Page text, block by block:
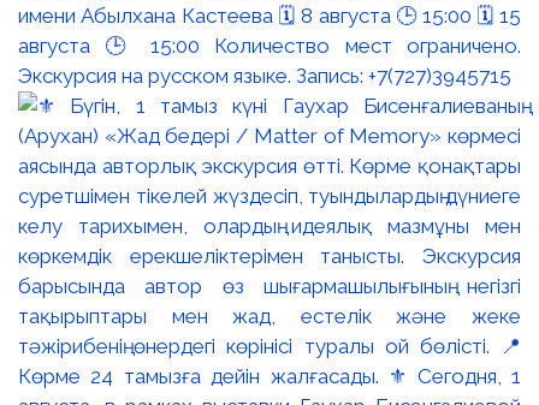
имени Абылхана Кастеева 🗓 8 августа 🕒 15:00 🗓 15
августа 🕒 15:00 Количество мест ограничено.
Экскурсия на русском языке. Запись: +7(727)3945715